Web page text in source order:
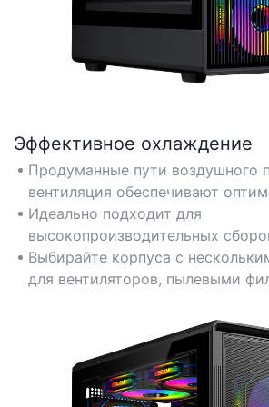
Эффективное охлаждение
Продуманные пути воздушного
вентиляция обеспечивают
характеристики, несмотря на
размеры.
Идеально подходит для
высокопроизводительных
мощными центральными и
процессорами, требующими
Выбирайте корпуса с
для вентиляторов, пылевыми
для жидкостного охлаждения.